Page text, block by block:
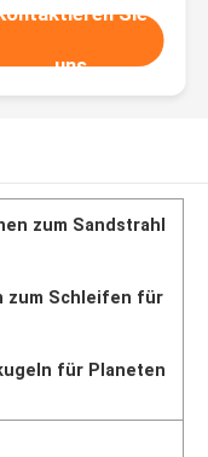
Sie
uns
zum Sandstrahl
zum Schleifen für
für Planeten